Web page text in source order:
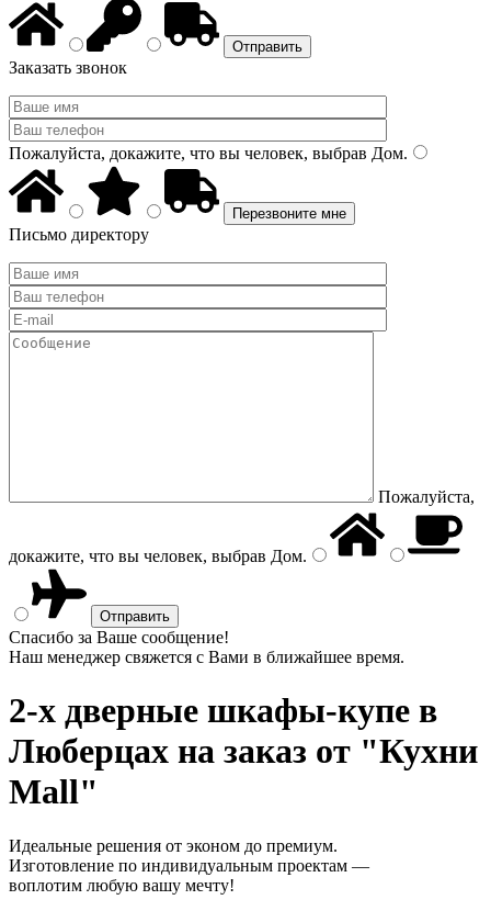
Заказать звонок
Пожалуйста, докажите, что вы человек, выбрав Дом.
Письмо директору
Пожалуйста,
докажите, что вы человек, выбрав Дом.
Спасибо за Ваше сообщение!
Наш менеджер свяжется с Вами в ближайшее время.
2-х дверные шкафы-купе в
Люберцах на заказ от "Кухни
Mall"
Идеальные решения от эконом до премиум.
Изготовление по индивидуальным проектам —
воплотим любую вашу мечту!